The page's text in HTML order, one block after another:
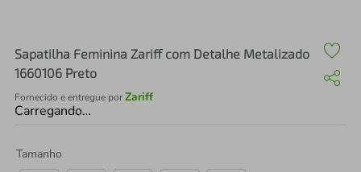
Sapatilha Feminina Zariff com Detalhe Metalizado
1660106 Preto
Fornecido e entregue porZariff
Carregando…
Tamanho